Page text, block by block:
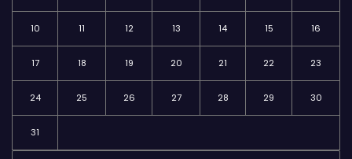
10 11 12 13 14 15 16
17 18 19 20 21 22 23
24 25 26 27 28 29 30
31